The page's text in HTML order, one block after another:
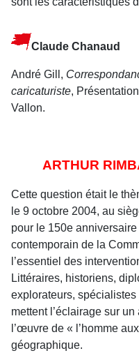
Claude Chanaud
André Gill,
caricaturiste,
Vallon.
ARTHUR
Cette question était le
le 9 octobre 2004, au
pour le 150e
contemporain de la
l’essentiel des
Littéraires, historiens,
explorateurs,
mettent l’éclairage sur
l’œuvre de « l’homme
géographique.